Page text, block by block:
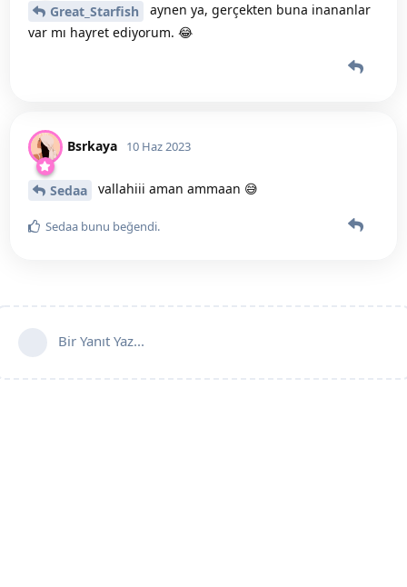
Great_Starfish
aynen ya, gerçekten buna inananlar
var mı hayret ediyorum. 😂
Bsrkaya 10 Haz 2023
Sedaa vallahiii aman ammaan 😅
Sedaa bunu beğendi.
Bir Yanıt Yaz...